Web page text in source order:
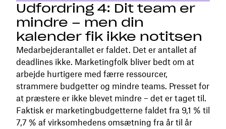
Udfordring 4: Dit team er
mindre – men din
kalender fik ikke notitsen
Medarbejderantallet er faldet. Det er antallet af
deadlines ikke. Marketingfolk bliver bedt om at
arbejde hurtigere med færre ressourcer,
strammere budgetter og mindre teams. Presset for
at præstere er ikke blevet mindre – det er taget til.
Faktisk er marketingbudgetterne faldet fra 9,1 % til
7,7 % af virksomhedens omsætning fra år til år